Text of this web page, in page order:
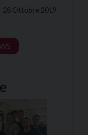
28 Ottobre 2019